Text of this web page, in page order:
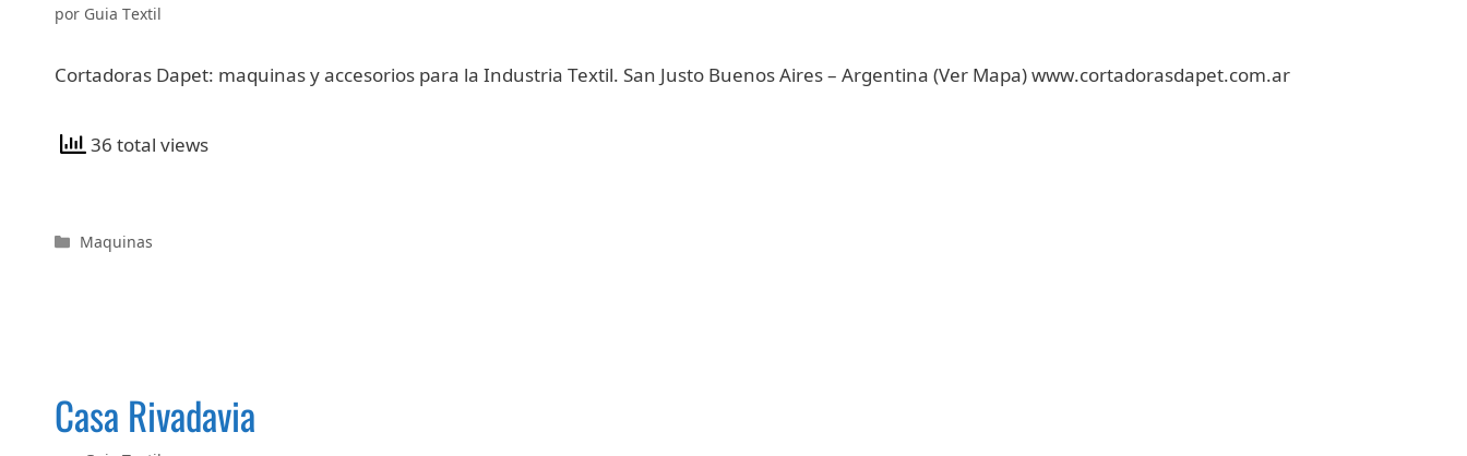
por Guia Textil
Cortadoras Dapet: maquinas y accesorios para la Industria Textil. San Justo Buenos Aires – Argentina (Ver Mapa) www.cortadorasdapet.com.ar
36 total views
Categorías
Maquinas
Casa Rivadavia